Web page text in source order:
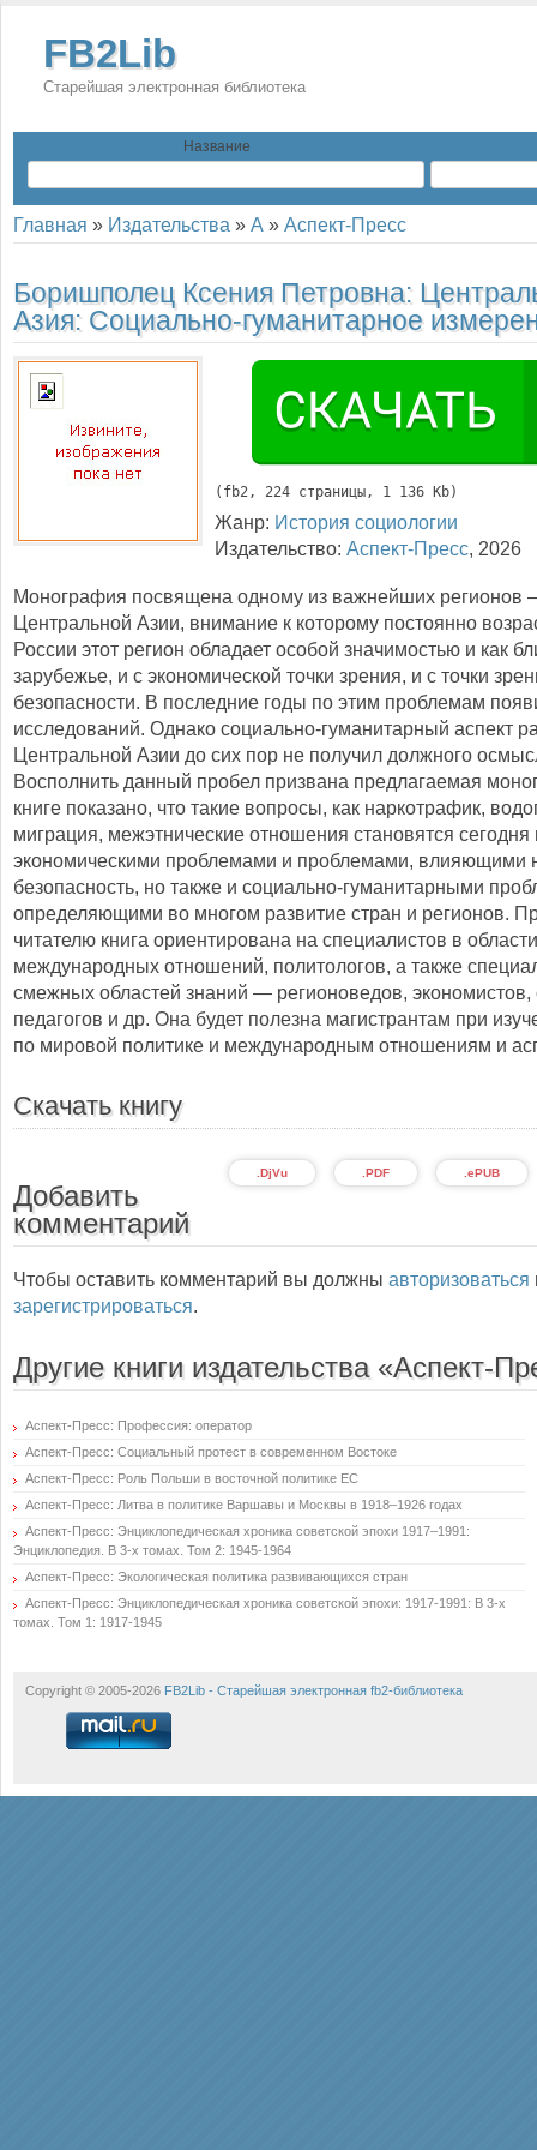
FB2Lib
Старейшая электронная библиотека
Название
Главная » Издательства » А » Аспект-Пресс
Боришполец Ксения Петровна:
Азия: Социально-гуманитарное
( fb2, 224 страницы, 1 136 Kb)
Жанр: История социологии
Издательство: Аспект-Пресс, 2026
Монография посвящена одному из важнейших регионов
Центральной Азии, внимание к которому постоянно
России этот регион обладает особой значимостью и как
зарубежье, и с экономической точки зрения, и с точки
безопасности. В последние годы по этим проблемам
исследований. Однако социально-гуманитарный аспект
Центральной Азии до сих пор не получил должного
Восполнить данный пробел призвана предлагаемая
книге показано, что такие вопросы, как наркотрафик,
миграция, межэтнические отношения становятся сегодня
экономическими проблемами и проблемами, влияющими
безопасность, но также и социально-гуманитарными
определяющими во многом развитие стран и регионов.
читателю книга ориентирована на специалистов в области
международных отношений, политологов, а также
смежных областей знаний — регионоведов, экономистов,
педагогов и др. Она будет полезна магистрантам при
по мировой политике и международным отношениям и
Скачать книгу
.ePUB
.PDF
.DjVu
Добавить
комментарий
Чтобы оставить комментарий вы должны авторизоваться
зарегистрироваться.
Другие книги издательства «Аспект-
Аспект-Пресс: Профессия: оператор
Аспект-Пресс: Социальный протест в современном Востоке
Аспект-Пресс: Роль Польши в восточной политике ЕС
Аспект-Пресс: Литва в политике Варшавы и Москвы в 1918–1926 годах
Аспект-Пресс: Энциклопедическая хроника советской эпохи 1917–1991:
Энциклопедия. В 3-х томах. Том 2: 1945-1964
Аспект-Пресс: Экологическая политика развивающихся стран
Аспект-Пресс: Энциклопедическая хроника советской эпохи: 1917-1991: В 3-х
томах. Том 1: 1917-1945
Copyright © 2005-2026 FB2Lib - Старейшая электронная fb2-библиотека